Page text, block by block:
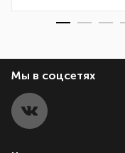
Мы в соцсетях